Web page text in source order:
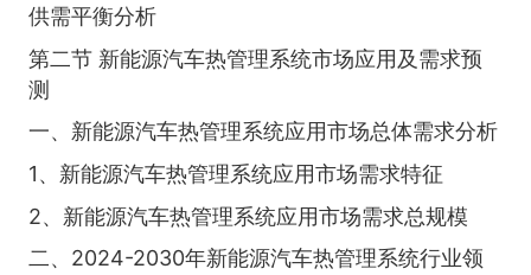
供需平衡分析
第二节 新能源汽车热管理系统市场应用及需求预
测
一、新能源汽车热管理系统应用市场总体需求分析
1、新能源汽车热管理系统应用市场需求特征
2、新能源汽车热管理系统应用市场需求总规模
二、2024-2030年新能源汽车热管理系统行业领